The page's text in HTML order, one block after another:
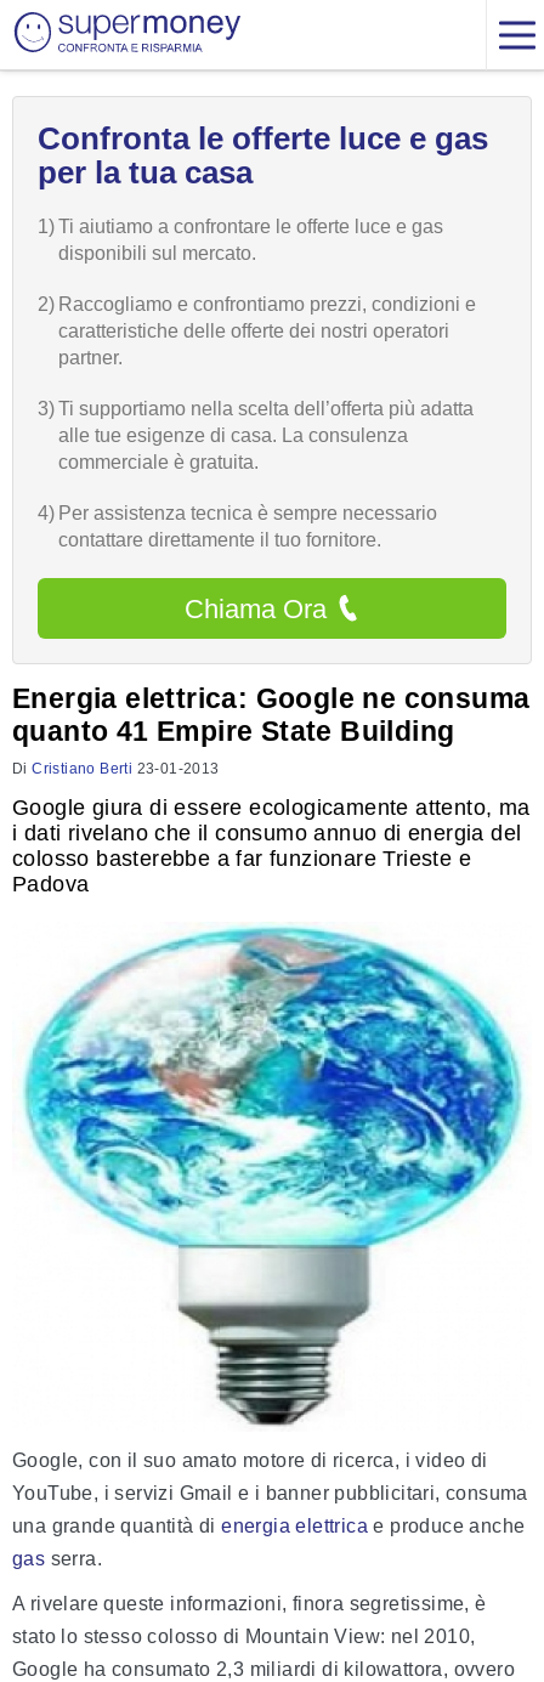
Confronta le offerte luce e gas
per la tua casa
1)Ti aiutiamo a confrontare le offerte luce e gas
disponibili sul mercato.
2) Raccogliamo e confrontiamo prezzi, condizioni e
caratteristiche delle offerte dei nostri operatori
partner.
3)Ti supportiamo nella scelta dell’offerta più adatta
alle tue esigenze di casa. La consulenza
commerciale è gratuita.
4) Per assistenza tecnica è sempre necessario
contattare direttamente il tuo fornitore.
Chiama Ora
Energia elettrica: Google ne consuma
quanto 41 Empire State Building
DiCristiano Berti 23-01-2013
Google giura di essere ecologicamente attento, ma
i dati rivelano che il consumo annuo di energia del
colosso basterebbe a far funzionare Trieste e
Padova
Google, con il suo amato motore di ricerca, i video di
YouTube, i servizi Gmail e i banner pubblicitari, consuma
una grande quantità dienergia elettrica e produce anche
gas serra.
A rivelare queste informazioni, finora segretissime, è
stato lo stesso colosso di Mountain View: nel 2010,
Google ha consumato 2,3 miliardi di kilowattora, ovvero